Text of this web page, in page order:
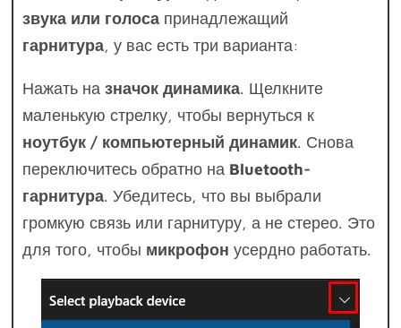
звука или голоса принадлежащий
гарнитура, у вас есть три варианта:
Нажать назначок динамика. Щелкните
маленькую стрелку, чтобы вернуться к
ноутбук / компьютерный динамик. Снова
переключитесь обратно на Bluetooth-
гарнитура. Убедитесь, что вы выбрали
громкую связь или гарнитуру, а не стерео. Это
для того, чтобы микрофон усердно работать.